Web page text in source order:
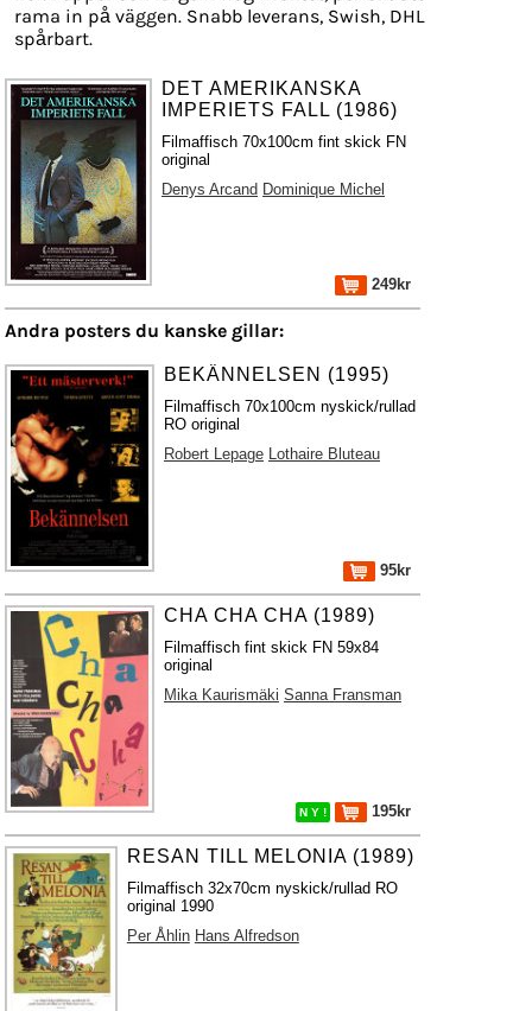
rama in på väggen. Snabb leverans, Swish, DHL
spårbart.
DET AMERIKANSKA
IMPERIETS FALL (1986)
Filmaffisch 70x100cm fint skick FN
original
Denys Arcand Dominique Michel
249kr
Andra posters du kanske gillar:
BEKÄNNELSEN (1995)
Filmaffisch 70x100cm nyskick/rullad
RO original
Robert Lepage Lothaire Bluteau
95kr
CHA CHA CHA (1989)
Filmaffisch fint skick FN 59x84
original
Mika Kaurismäki Sanna Fransman
N Y ! 195kr
RESAN TILL MELONIA (1989)
Filmaffisch 32x70cm nyskick/rullad RO
original 1990
Per Åhlin Hans Alfredson